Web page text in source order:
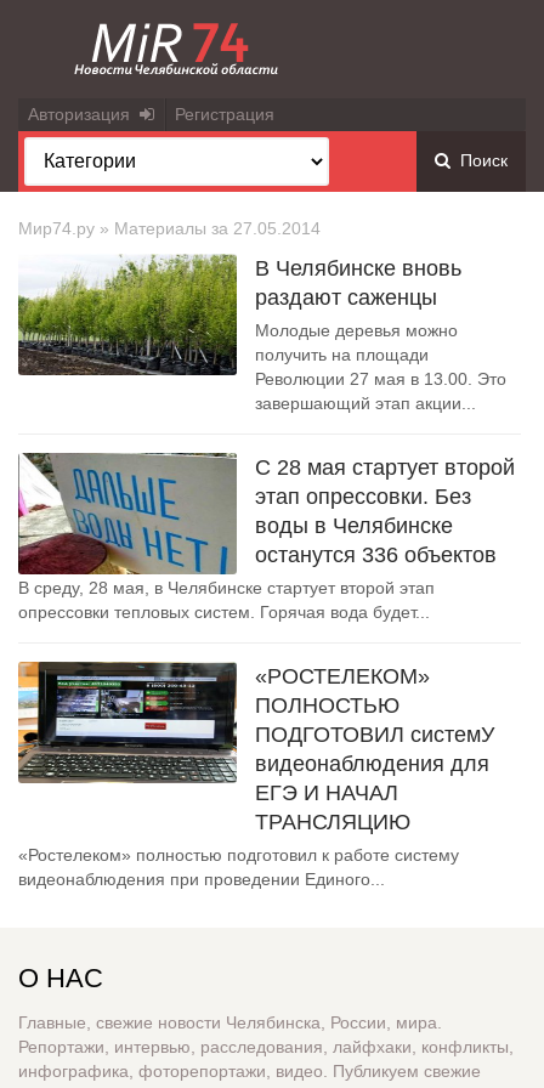
Авторизация Регистрация
Поиск
Мир74.ру » Материалы за 27.05.2014
В Челябинске вновь
раздают саженцы
Молодые деревья можно
получить на площади
Революции 27 мая в 13.00. Это
завершающий этап акции...
С 28 мая стартует второй
этап опрессовки. Без
воды в Челябинске
останутся 336 объектов
В среду, 28 мая, в Челябинске стартует второй этап
опрессовки тепловых систем. Горячая вода будет...
«РОСТЕЛЕКОМ»
ПОЛНОСТЬЮ
ПОДГОТОВИЛ системУ
видеонаблюдения для
ЕГЭ И НАЧАЛ
ТРАНСЛЯЦИЮ
«Ростелеком» полностью подготовил к работе систему
видеонаблюдения при проведении Единого...
О НАС
Главные, свежие новости Челябинска, России, мира.
Репортажи, интервью, расследования, лайфхаки, конфликты,
инфографика, фоторепортажи, видео. Публикуем свежие